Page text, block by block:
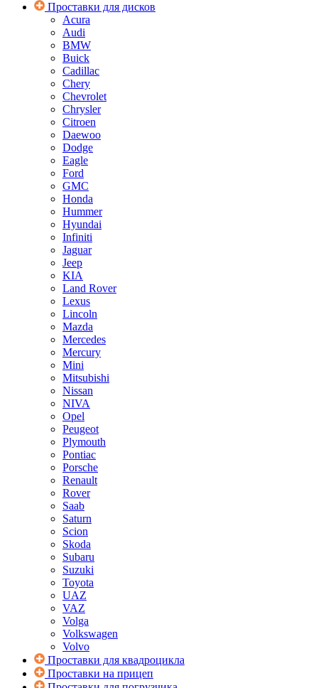
Проставки для дисков
Acura
Audi
BMW
Buick
Cadillac
Chery
Chevrolet
Chrysler
Citroen
Daewoo
Dodge
Eagle
Ford
GMC
Honda
Hummer
Hyundai
Infiniti
Jaguar
Jeep
KIA
Land Rover
Lexus
Lincoln
Mazda
Mercedes
Mercury
Mini
Mitsubishi
Nissan
NIVA
Opel
Peugeot
Plymouth
Pontiac
Porsche
Renault
Rover
Saab
Saturn
Scion
Skoda
Subaru
Suzuki
Toyota
UAZ
VAZ
Volga
Volkswagen
Volvo
Проставки для квадроцикла
Проставки на прицеп